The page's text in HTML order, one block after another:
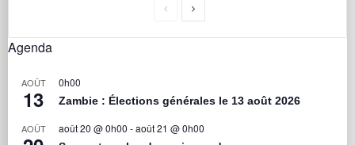
Agenda
AOÛT
13
0h00
Zambie : Élections générales le 13 août 2026
AOÛT août 20 @ 0h00 -août 21 @ 0h00